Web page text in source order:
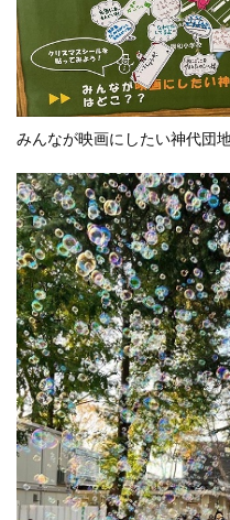
みんなが映画にしたい神代団